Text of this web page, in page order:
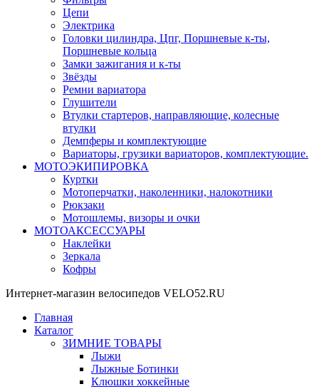
Цепи
Электрика
Головки цилиндра, Цпг, Поршневые к-ты,
Поршневые кольца
Замки зажигания и к-ты
Звёзды
Ремни вариатора
Глушители
Втулки стартеров, направляющие, колесные
втулки
Демпферы и комплектующие
Вариаторы, грузики вариаторов, комплектующие.
МОТОЭКИПИРОВКА
Куртки
Мотоперчатки, наколенники, налокотники
Рюкзаки
Мотошлемы, визоры и очки
МОТОАКСЕССУАРЫ
Наклейки
Зеркала
Кофры
Интернет-магазин велосипедов VELO52.RU
Главная
Каталог
ЗИМНИЕ ТОВАРЫ
Лыжи
Лыжные Ботинки
Клюшки хоккейные